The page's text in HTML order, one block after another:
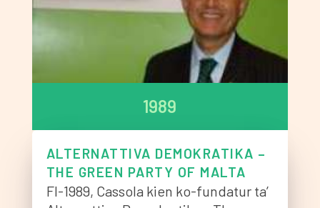
1989
ALTERNATTIVA DEMOKRATIKA –
THE GREEN PARTY OF MALTA
Fl-1989, Cassola kien ko-fundatur ta’